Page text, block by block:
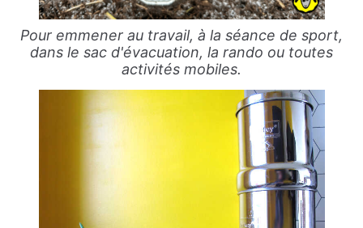
Pour emmener au travail, à la séance de sport,
dans le sac d'évacuation, la rando ou toutes
activités mobiles.